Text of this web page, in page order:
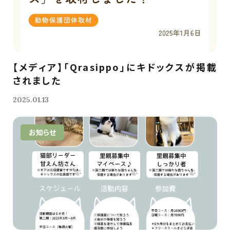
【メディア】「Qrasippo」にキドックスが掲載
されました
2025.01.13
お知らせ